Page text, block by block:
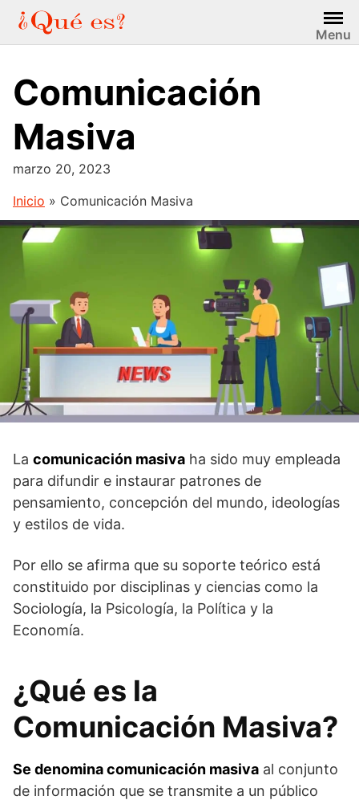
Saltar
contenido
Menu
Comunicación
Masiva
marzo 20, 2023
Inicio » Comunicación Masiva
La comunicación masiva ha sido muy empleada
para difundir e instaurar patrones de
pensamiento, concepción del mundo, ideologías
y estilos de vida.
Por ello se afirma que su soporte teórico está
constituido por disciplinas y ciencias como la
Sociología, la Psicología, la Política y la
Economía.
¿Qué es la
Comunicación Masiva?
Se denomina comunicación masiva al conjunto
de información que se transmite a un público